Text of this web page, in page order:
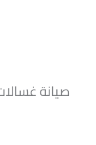
صيانة